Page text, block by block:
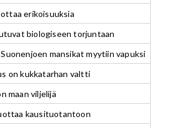
erikoisuuksia
biologiseen torjuntaan
mansikat myytiin vapuksi
on kukkatarhan valtti
maan viljelijä
kausituotantoon